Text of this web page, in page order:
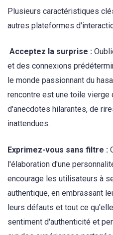
Plusieurs caractéristiques
autres plateformes
Acceptez la surprise :
et des connexions
le monde passionnant du
rencontre est une toile
d'anecdotes hilarantes, de
inattendues.
Exprimez-vous sans filtre :
l'élaboration d'une
encourage les utilisateurs à
authentique, en embrassant
leurs défauts et tout ce
sentiment d'authenticité et